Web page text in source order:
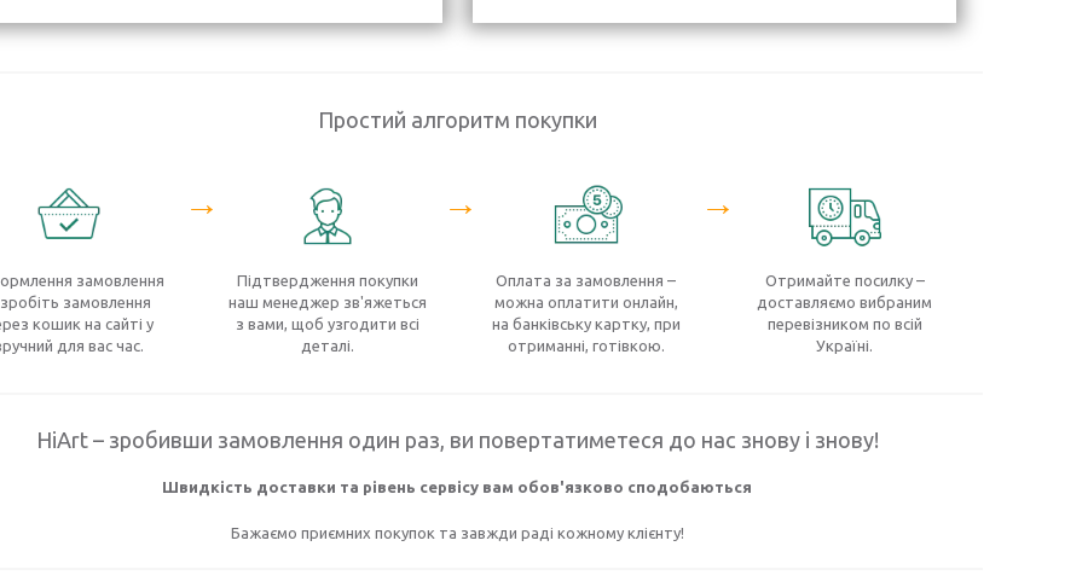
Простий алгоритм покупки
замовлення
замовлення
кошик на сайті у
для вас час.
→
Підтвердження покупки
наш менеджер зв'яжеться
з вами, щоб узгодити всі
деталі.
→
Оплата за замовлення –
можна оплатити онлайн,
на банківську картку, при
отриманні, готівкою.
→
Отримайте посилку –
доставляємо вибраним
перевізником по всій
Україні.
HiArt – зробивши замовлення один раз, ви повертатиметеся до нас знову і знову!
Швидкість доставки та рівень сервісу вам обов'язково сподобаються
Бажаємо приємних покупок та завжди раді кожному клієнту!